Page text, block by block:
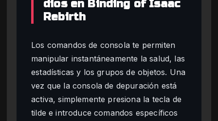
dios en Binding of Isaac
Rebirth
Los comandos de consola te permiten
manipular instantáneamente la salud, las
estadísticas y los grupos de objetos. Una
vez que la consola de depuración está
activa, simplemente presiona la tecla de
tilde e introduce comandos específicos